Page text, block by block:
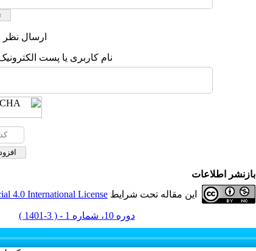
ارسال نظر
نام کاربری یا پست
بازنشر اطلاعات
این مقاله تحت شرایط 4.0 International License
دوره 10، شماره 1 - ( 3-1401 )